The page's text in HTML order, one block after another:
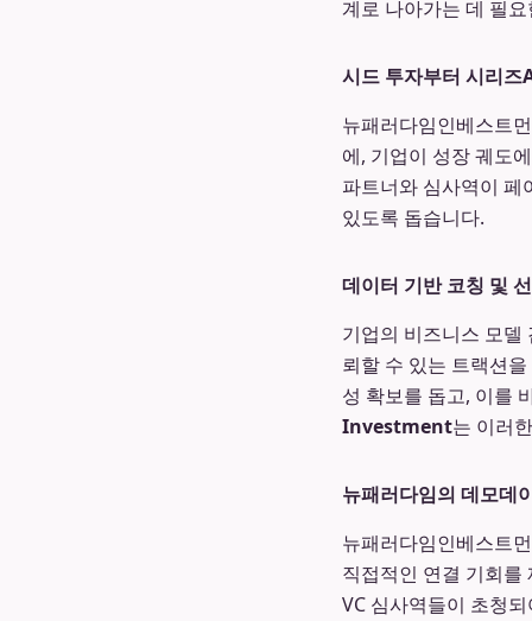
계로 나아가는 데 필
시드 투자부터 시리즈
뉴패러다임인베스트
에, 기업이 성장 궤도
파트너와 심사역이
있도록 돕습니다.
데이터 기반 코칭 및
기업의 비즈니스 모델
뢰할 수 있는 트랙션
성 확보를 돕고, 이를
Investment는 이러
뉴패러다임의 데모데
뉴패러다임인베스트
직접적인 연결 기회를
VC 심사역들이 초청